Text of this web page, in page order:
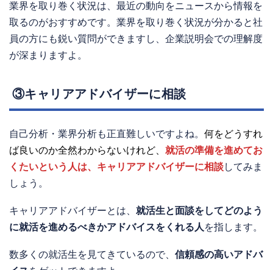
業界を取り巻く状況は、最近の動向をニュースから情報を
取るのがおすすめです。業界を取り巻く状況が分かると社
員の方にも鋭い質問ができますし、企業説明会での理解度
が深まりますよ。
③キャリアアドバイザーに相談
自己分析・業界分析も正直難しいですよね。 何をどうすれ
ば良いのか全然わからないけれど、 就活の準備を進めてお
くたいという人は、キャリアアドバイザーに相談してみま
しょう。
キャリアアドバイザーとは、 就活生と面談をしてどのよう
に就活を進めるべきかアドバイスをくれる人 を指します。
数多くの就活生を見てきているので、 信頼感の高いアドバ